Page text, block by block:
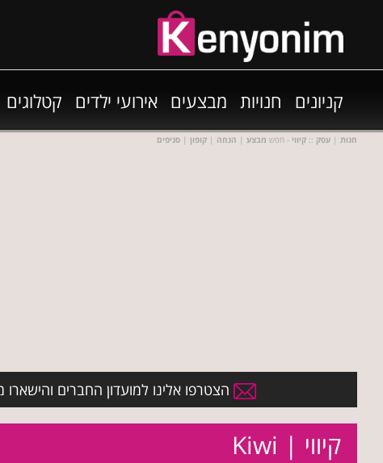
קניונים חנויות מבצעים אירועי ילדים קטלוגים
חנות | עסק :: קיווי - חפש מבצע | הנחה | קופון | סניפים
הצטרפו אלינו למועדון החברים והישארו
קיווי | Kiwi